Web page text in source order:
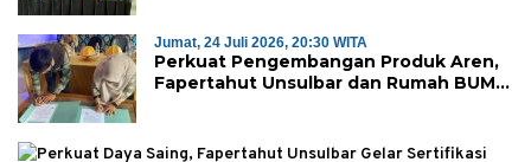
Jumat, 24 Juli 2026, 20:30 WITA
Perkuat Pengembangan Produk Aren,
Fapertahut Unsulbar dan Rumah BUMN